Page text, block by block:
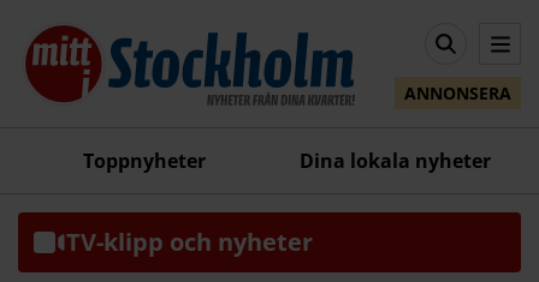
ANNONSERA
Toppnyheter Dina lokala nyheter
TV-klipp och nyheter